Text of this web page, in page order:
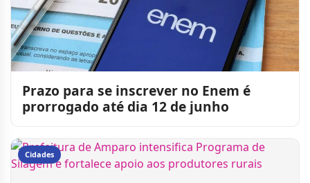
Prazo para se inscrever no Enem é
prorrogado até dia 12 de junho
Cidades